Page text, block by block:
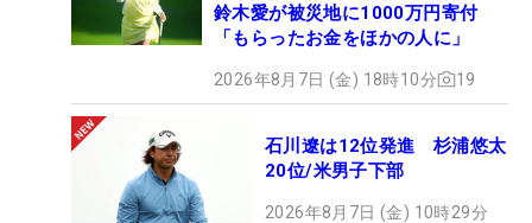
鈴木愛が被災地に1000万円寄付
「もらったお金をほかの人に」
2026年8月7日 (金) 18時10分 19
石川遼は12位発進 杉浦悠太
20位/米男子下部
2026年8月7日 (金) 10時29分